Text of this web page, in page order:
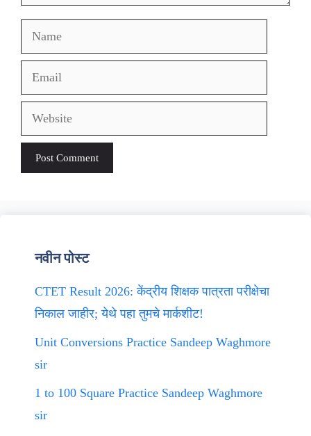
Name
Email
Website
नवीन पोस्ट
CTET Result 2026: केंद्रीय शिक्षक पात्रता परीक्षेचा
निकाल जाहीर; येथे पहा तुमचे मार्कशीट!
Unit Conversions Practice Sandeep Waghmore
sir
1 to 100 Square Practice Sandeep Waghmore
sir